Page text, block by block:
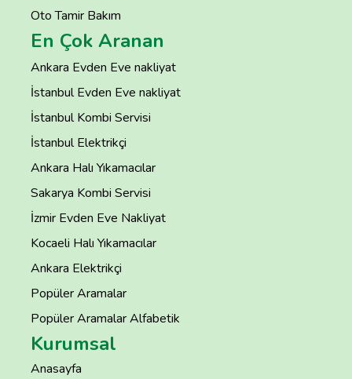
Oto Tamir Bakım
En Çok Aranan
Ankara Evden Eve nakliyat
İstanbul Evden Eve nakliyat
İstanbul Kombi Servisi
İstanbul Elektrikçi
Ankara Halı Yıkamacılar
Sakarya Kombi Servisi
İzmir Evden Eve Nakliyat
Kocaeli Halı Yıkamacılar
Ankara Elektrikçi
Popüler Aramalar
Popüler Aramalar Alfabetik
Kurumsal
Anasayfa